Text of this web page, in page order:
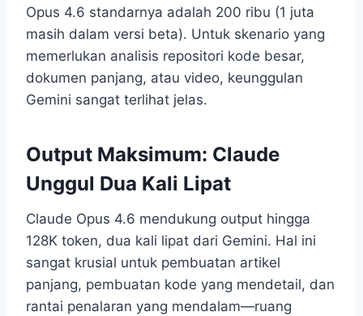
Opus 4.6 standarnya adalah 200 ribu (1 juta
masih dalam versi beta). Untuk skenario yang
memerlukan analisis repositori kode besar,
dokumen panjang, atau video, keunggulan
Gemini sangat terlihat jelas.
Output Maksimum: Claude
Unggul Dua Kali Lipat
Claude Opus 4.6 mendukung output hingga
128K token, dua kali lipat dari Gemini. Hal ini
sangat krusial untuk pembuatan artikel
panjang, pembuatan kode yang mendetail, dan
rantai penalaran yang mendalam—ruang